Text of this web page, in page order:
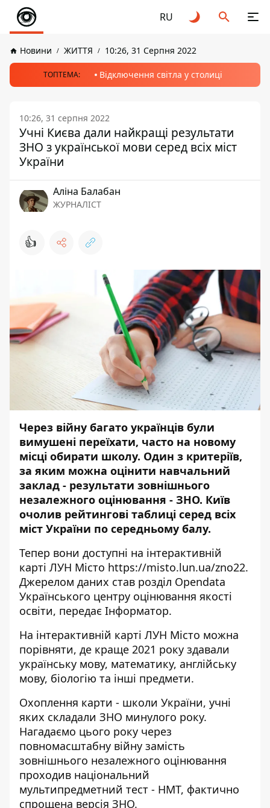
RU
Новини ЖИТТЯ 10:26, 31 Серпня 2022
ТОПТЕМА: Відключення світла у столиці
10:26, 31 серпня 2022
Учні Києва дали найкращі результати
ЗНО з української мови серед всіх міст
України
Аліна Балабан
ЖУРНАЛІСТ
👍
Через війну багато українців були
вимушені переїхати, часто на новому
місці обирати школу. Один з критеріїв,
за яким можна оцінити навчальний
заклад - результати зовнішнього
незалежного оцінювання - ЗНО. Київ
очолив рейтингові таблиці серед всіх
міст України по середньому балу.
Тепер вони доступні на інтерактивній
карті ЛУН Місто https://misto.lun.ua/zno22.
Джерелом даних став розділ Opendata
Українського центру оцінювання якості
освіти, передає Інформатор.
На інтерактивній карті ЛУН Місто можна
порівняти, де краще 2021 року здавали
українську мову, математику, англійську
мову, біологію та інші предмети.
Охоплення карти - школи України, учні
яких складали ЗНО минулого року.
Нагадаємо цього року через
повномасштабну війну замість
зовнішнього незалежного оцінювання
проходив національний
мультипредметний тест - НМТ, фактично
спрощена версія ЗНО.